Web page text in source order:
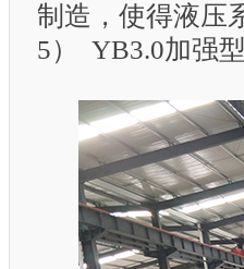
制造，使得液压
5） YB3.0加强